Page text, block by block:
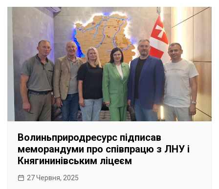
Волиньприродресурс підписав
меморандуми про співпрацю з ЛНУ і
Княгининівським ліцеєм
27 Червня, 2025